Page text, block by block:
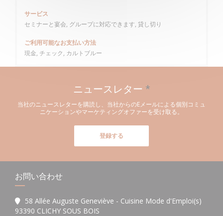
サービス
セミナーと宴会, グループに対応できます, 貸し切り
ご利用可能なお支払い方法
現金, チェック, カルトブルー
ニュースレター *
当社のニュースレターを購読し、当社からのEメールによる個別コミュ
ニケーションやマーケティングオファーを受け取る。
登録する
お問い合わせ
58 Allée Auguste Geneviève - Cuisine Mode d'Emploi(s)
93390 CLICHY SOUS BOIS